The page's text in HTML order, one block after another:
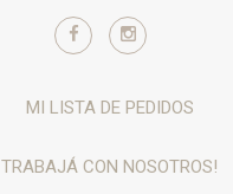
MI LISTA DE PEDIDOS
TRABAJÁ CON NOSOTROS!